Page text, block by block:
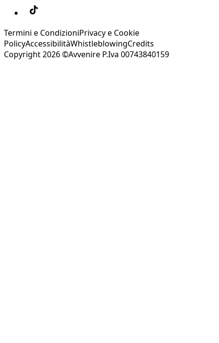
Termini e CondizioniPrivacy e Cookie
PolicyAccessibilitàWhistleblowingCredits
Copyright 2026 ©Avvenire P.Iva 00743840159